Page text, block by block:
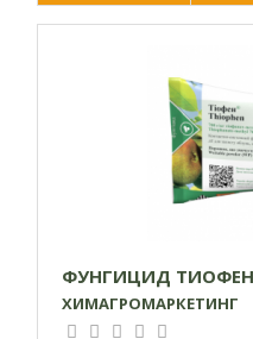
ФУНГИЦИД
ХИМАГРОМАРКЕТИНГ